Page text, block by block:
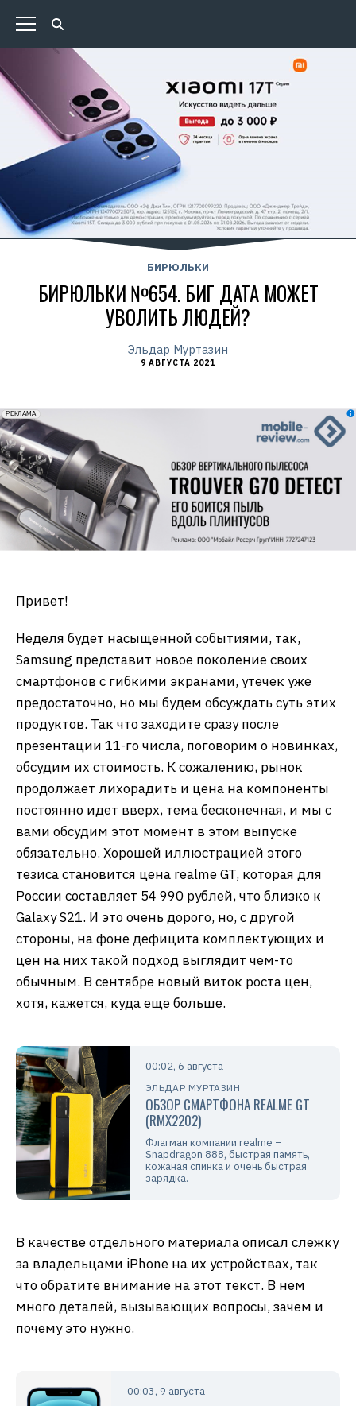
БИРЮЛЬКИ
БИРЮЛЬКИ №654. БИГ ДАТА МОЖЕТ
УВОЛИТЬ ЛЮДЕЙ?
Эльдар Муртазин
9 АВГУСТА 2021
erid: 2VfnxxmNzs5
РЕКЛАМА
Привет!
Неделя будет насыщенной событиями, так,
Samsung представит новое поколение своих
смартфонов с гибкими экранами, утечек уже
предостаточно, но мы будем обсуждать суть этих
продуктов. Так что заходите сразу после
презентации 11-го числа, поговорим о новинках,
обсудим их стоимость. К сожалению, рынок
продолжает лихорадить и цена на компоненты
постоянно идет вверх, тема бесконечная, и мы с
вами обсудим этот момент в этом выпуске
обязательно. Хорошей иллюстрацией этого
тезиса становится цена realme GT, которая для
России составляет 54 990 рублей, что близко к
Galaxy S21. И это очень дорого, но, с другой
стороны, на фоне дефицита комплектующих и
цен на них такой подход выглядит чем-то
обычным. В сентябре новый виток роста цен,
хотя, кажется, куда еще больше.
00:02, 6 августа
ЭЛЬДАР МУРТАЗИН
ОБЗОР СМАРТФОНА REALME GT
(RMX2202)
Флагман компании realme –
Snapdragon 888, быстрая память,
кожаная спинка и очень быстрая
зарядка.
В качестве отдельного материала описал слежку
за владельцами iPhone на их устройствах, так
что обратите внимание на этот текст. В нем
много деталей, вызывающих вопросы, зачем и
почему это нужно.
00:03, 9 августа